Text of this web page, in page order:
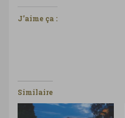
J’aime ça :
Similaire